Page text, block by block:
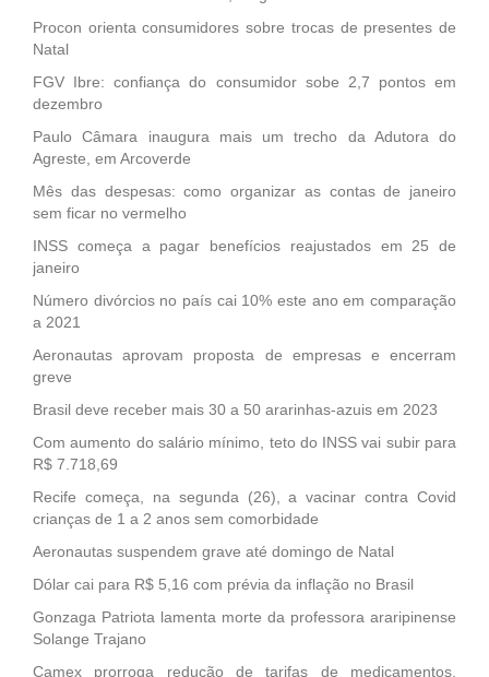
Procon orienta consumidores sobre trocas de presentes de
Natal
FGV Ibre: confiança do consumidor sobe 2,7 pontos em
dezembro
Paulo Câmara inaugura mais um trecho da Adutora do
Agreste, em Arcoverde
Mês das despesas: como organizar as contas de janeiro
sem ficar no vermelho
INSS começa a pagar benefícios reajustados em 25 de
janeiro
Número divórcios no país cai 10% este ano em comparação
a 2021
Aeronautas aprovam proposta de empresas e encerram
greve
Brasil deve receber mais 30 a 50 ararinhas-azuis em 2023
Com aumento do salário mínimo, teto do INSS vai subir para
R$ 7.718,69
Recife começa, na segunda (26), a vacinar contra Covid
crianças de 1 a 2 anos sem comorbidade
Aeronautas suspendem grave até domingo de Natal
Dólar cai para R$ 5,16 com prévia da inflação no Brasil
Gonzaga Patriota lamenta morte da professora araripinense
Solange Trajano
Camex prorroga redução de tarifas de medicamentos,